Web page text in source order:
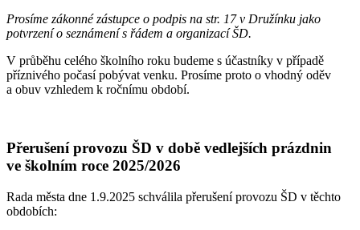
Prosíme zákonné zástupce o podpis na str. 17 v Družínku jako
potvrzení o seznámení s řádem a organizací ŠD.
V průběhu celého školního roku budeme s účastníky v případě
příznivého počasí pobývat venku. Prosíme proto o vhodný oděv
a obuv vzhledem k ročnímu období.
Přerušení provozu ŠD v době vedlejších prázdnin
ve školním roce 2025/2026
Rada města dne 1.9.2025 schválila přerušení provozu ŠD v těchto
obdobích: